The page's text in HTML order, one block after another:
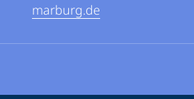
marburg.de